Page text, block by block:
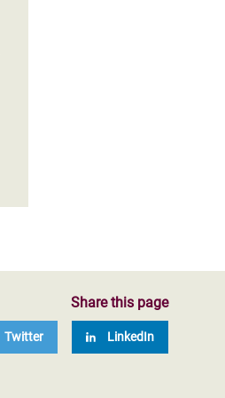
Share this page
Twitter LinkedIn